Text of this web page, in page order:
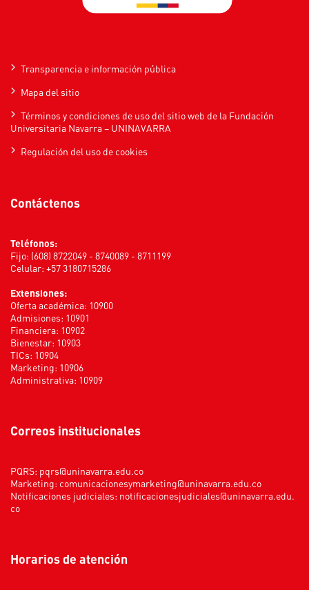
Transparencia e información pública
Mapa del sitio
Términos y condiciones de uso del sitio web de la Fundación
Universitaria Navarra – UNINAVARRA
Regulación del uso de cookies
Contáctenos
Teléfonos:
Fijo: (608) 8722049 - 8740089 - 8711199
Celular: +57 3180715286
Extensiones:
Oferta académica: 10900
Admisiones: 10901
Financiera: 10902
Bienestar: 10903
TICs: 10904
Marketing: 10906
Administrativa: 10909
Correos institucionales
PQRS: pqrs@uninavarra.edu.co
Marketing: comunicacionesymarketing@uninavarra.edu.co
Notificaciones judiciales: notificacionesjudiciales@uninavarra.edu.
co
Horarios de atención